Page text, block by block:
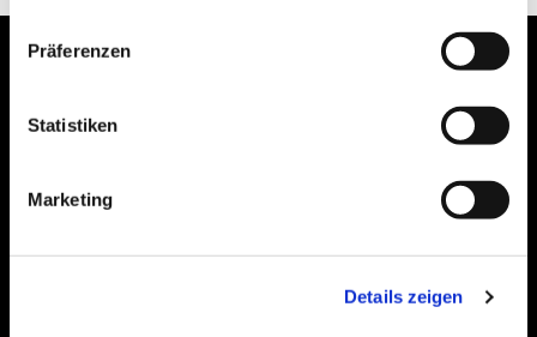
Präferenzen
Statistiken
Marketing
Details zeigen
Bitte akzeptieren Sie Marketing-Cookies,